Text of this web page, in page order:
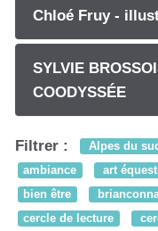
Chloé Fruy -
SYLVIE
COODYSSÉE
Filtrer : Alpes du
ambiance
art
bien être
cercle de lecture